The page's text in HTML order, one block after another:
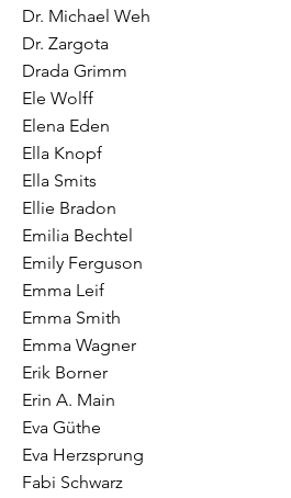
Dr. Michael Weh
Dr. Zargota
Drada Grimm
Ele Wolff
Elena Eden
Ella Knopf
Ella Smits
Ellie Bradon
Emilia Bechtel
Emily Ferguson
Emma Leif
Emma Smith
Emma Wagner
Erik Borner
Erin A. Main
Eva Güthe
Eva Herzsprung
Fabi Schwarz